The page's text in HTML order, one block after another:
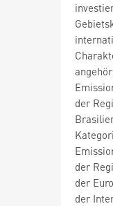
der
der
der
der